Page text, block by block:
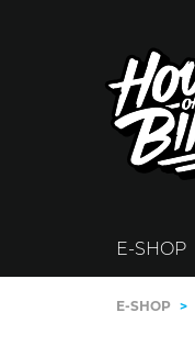
E-SHOP
E-SHOP >